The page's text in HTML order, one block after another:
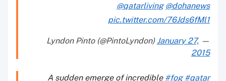
@qatarliving @dohanews
pic.twitter.com/76Jds6fMl1
— Lyndon Pinto (@PintoLyndon)
January 27,
2015
A sudden emerge of incredible #fog #qatar